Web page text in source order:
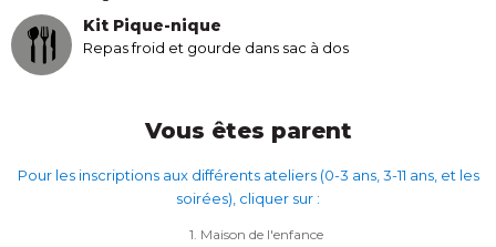
Repas froid et gourde dans sac à dos
Kit Pique-nique
Vous êtes parent
Pour les inscriptions aux différents ateliers (0-3 ans, 3-11 ans, et les
soirées), cliquer sur :
1. Maison de l'enfance